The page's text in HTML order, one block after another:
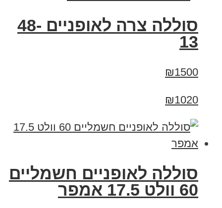
סוללה צרה לאופניים 48-
13
₪1500
₪1020
סוללה לאופניים חשמליים
60 וולט 17.5 אמפר